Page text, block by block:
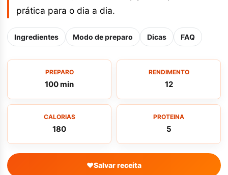
prática para o dia a dia.
Ingredientes Modo de preparo Dicas FAQ
PREPARO
100 min
RENDIMENTO
12
CALORIAS
180
PROTEINA
5
♥Salvar receita